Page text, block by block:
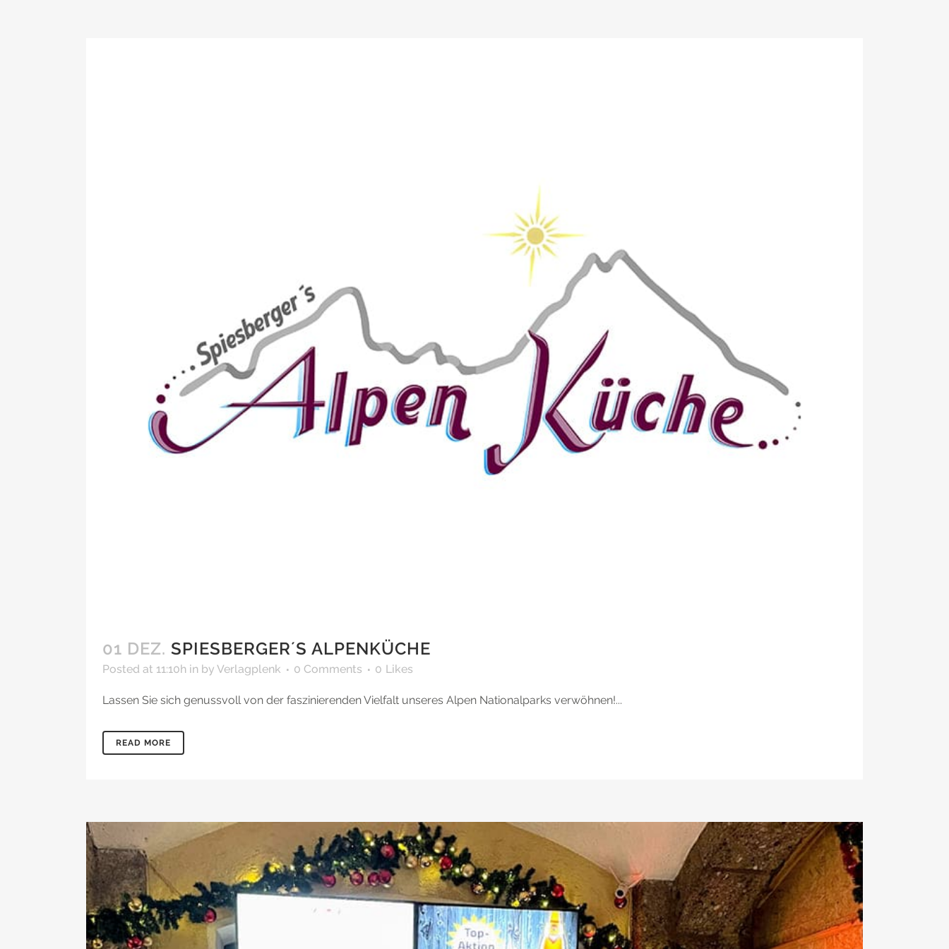
01 DEZ. SPIESBERGER´S ALPENKÜCHE
Posted at 11:10h in by Verlagplenk 0 Comments 0 Likes
Lassen Sie sich genussvoll von der faszinierenden Vielfalt unseres Alpen Nationalparks verwöhnen!...
READ MORE